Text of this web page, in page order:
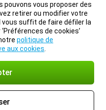
pouvons vous proposer des
retirer ou modifier votre
suffit de faire défiler la
de cookies’
politique de
aux cookies